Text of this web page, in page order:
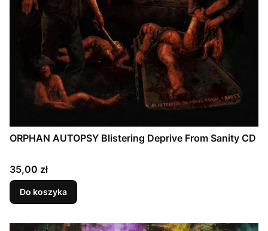
ORPHAN AUTOPSY Blistering Deprive From Sanity CD
Cena
35,00 zł
Do koszyka